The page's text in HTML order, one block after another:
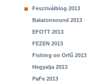
Fesztiválblog 2013
Balatonsound 2013
EFOTT 2013
FEZEN 2013
Fishing on Orfű 2013
Hegyalja 2013
PaFe 2013